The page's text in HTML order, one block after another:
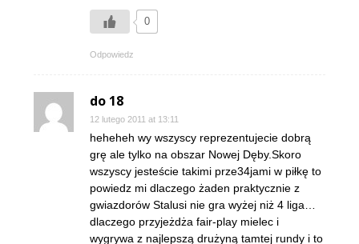
0
Odpowiedz
do 18
12 lutego 2011 at 13:11
heheheh wy wszyscy reprezentujecie dobrą
grę ale tylko na obszar Nowej Dęby.Skoro
wszyscy jesteście takimi prze34jami w piłkę to
powiedz mi dlaczego żaden praktycznie z
gwiazdorów Stalusi nie gra wyżej niż 4 liga…
dlaczego przyjeżdża fair-play mielec i
wygrywa z najlepszą drużyną tamtej rundy i to